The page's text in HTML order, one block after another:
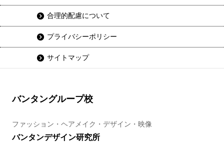
合理的配慮について
プライバシーポリシー
サイトマップ
バンタングループ校
ファッション・ヘアメイク・デザイン・映像
バンタンデザイン研究所